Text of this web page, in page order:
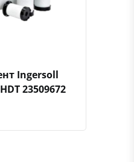
Добавить к сравнениюДобавить в избранное
Ingersoll
23509672